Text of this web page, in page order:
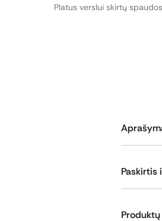
Platus verslui skirtų
Paskirtis